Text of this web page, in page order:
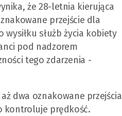
że 28-letnia kierująca
przejście dla
służb życia kobiety
pod nadzorem
tego zdarzenia -
dwa oznakowane przejścia
kontroluje prędkość.